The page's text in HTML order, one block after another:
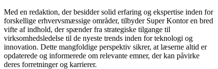
Med en redaktion, der besidder solid erfaring og ekspertise inden for
forskellige erhvervsmæssige områder, tilbyder Super Kontor en bred
vifte af indhold, der spænder fra strategiske tilgange til
virksomhedsledelse til de nyeste trends inden for teknologi og
innovation. Dette mangfoldige perspektiv sikrer, at læserne altid er
opdaterede og informerede om relevante emner, der kan påvirke
deres forretninger og karrierer.